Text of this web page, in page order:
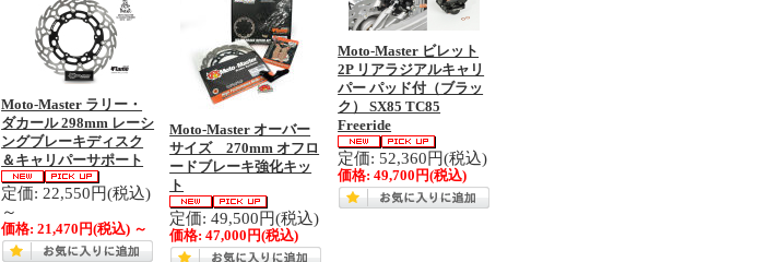
Moto-Master ラリー・
ダカール 298mm レーシ
ングブレーキディスク
＆キャリパーサポート
定価: 22,550円(税込)
～
価格:21,470円(税込) ～
Moto-Master オーバー
サイズ 270mm オフロ
ードブレーキ強化キッ
ト
定価: 49,500円(税込)
価格:47,000円(税込)
Moto-Master ビレット
2P リアラジアルキャリ
パー パッド付（ブラッ
ク） SX85 TC85
Freeride
定価: 52,360円(税込)
価格:49,700円(税込)